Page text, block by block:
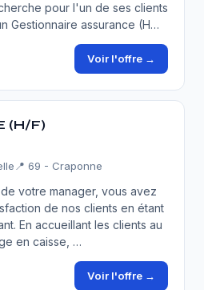
pour l'un de ses clients
Gestionnaire assurance (H…
Voir l'offre →
(H/F)
📍 69 - Craponne
votre manager, vous avez
de nos clients en étant
En accueillant les clients au
en caisse, …
Voir l'offre →